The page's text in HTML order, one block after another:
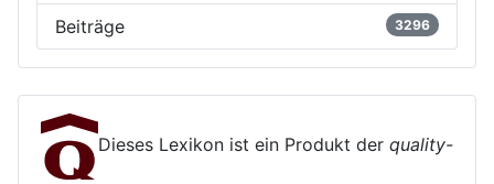
Beiträge 3296
Dieses Lexikon ist ein Produkt der quality-